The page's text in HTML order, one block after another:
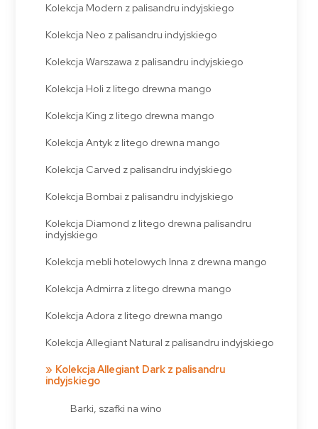
Kolekcja Modern z palisandru indyjskiego
Kolekcja Neo z palisandru indyjskiego
Kolekcja Warszawa z palisandru indyjskiego
Kolekcja Holi z litego drewna mango
Kolekcja King z litego drewna mango
Kolekcja Antyk z litego drewna mango
Kolekcja Carved z palisandru indyjskiego
Kolekcja Bombai z palisandru indyjskiego
Kolekcja Diamond z litego drewna palisandru
indyjskiego
Kolekcja mebli hotelowych Inna z drewna mango
Kolekcja Admirra z litego drewna mango
Kolekcja Adora z litego drewna mango
Kolekcja Allegiant Natural z palisandru indyjskiego
Kolekcja Allegiant Dark z palisandru
indyjskiego
Barki, szafki na wino